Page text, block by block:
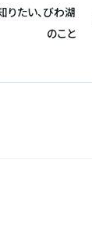
りたい、びわ湖
のこと